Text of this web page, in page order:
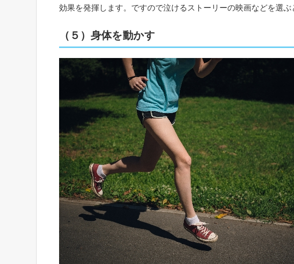
効果を発揮します。ですので泣けるストーリーの映画などを選ぶ
（５）身体を動かす